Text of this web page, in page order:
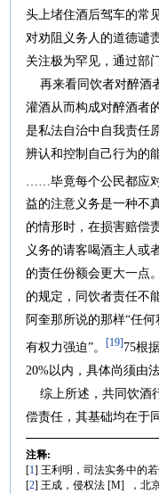
头上堵住酒后驾车的常
对劝阻义务人的道德谴
关注极为罕见，通过部
再来看同饮者对醉酒
灌酒从而构成对醉酒者
是私法自治中自我责任
辨认和控制自己行为的
……毕竟每个公民都应
益的注意义务是一种不
的情形时，在损害赔偿
义务的请客喝酒主人或
的责任份额会更大一点
的规定，同饮者责任不
阿奎那所说的那样“任
有权力强迫”。 [19] 75根
20%以内，具体尚须由
综上所述，共同饮酒
偿责任，其基础均在于
注释:
[1] 王利明，司法实务中的若
[2] 王成，侵权法 [M] ，北